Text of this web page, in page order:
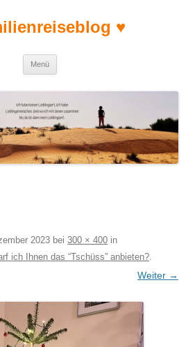
♥
Menü
2023 bei 300 × 400 in
ich Ihnen das “Tschüss” anbieten?.
Weiter →